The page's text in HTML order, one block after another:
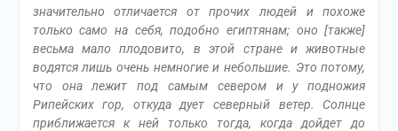
значительно отличается от прочих людей и похоже
только само на себя, подобно египтянам; оно [также]
весьма мало плодовито, в этой стране и животные
водятся лишь очень немногие и небольшие. Это потому,
что она лежит под самым севером и у подножия
Рипейских гор, откуда дует северный ветер. Солнце
приближается к ней только тогда, когда дойдет до